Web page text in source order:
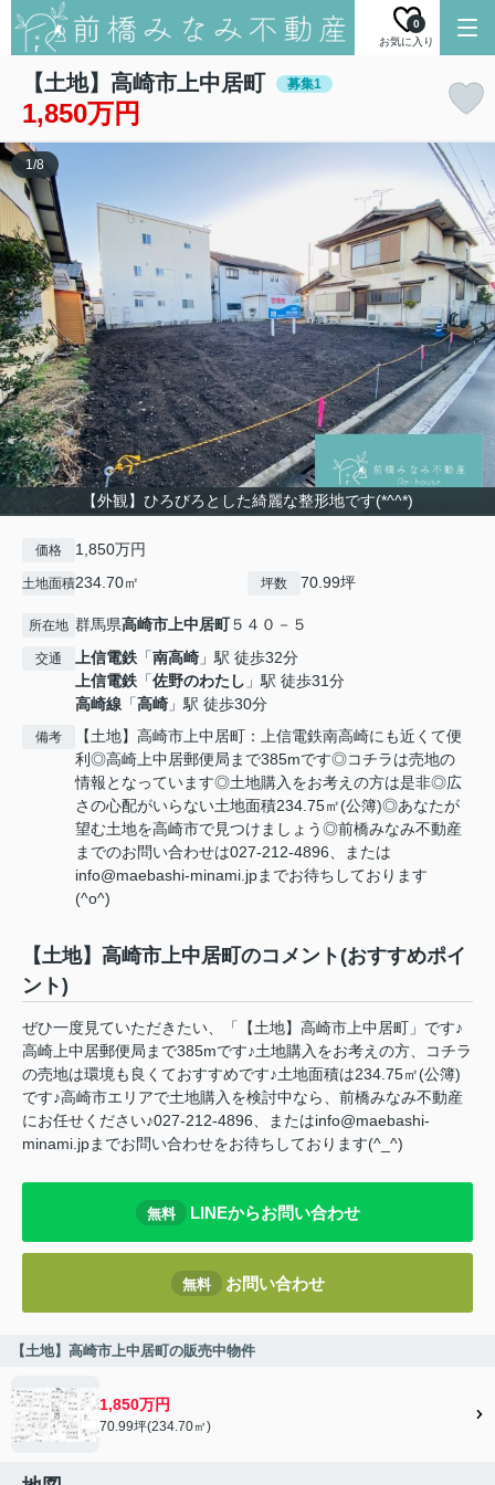
お気に入り
0
【土地】高崎市上中居町 募集1
1,850万円
【外観】ひろびろとした綺麗な整形地です(*^^*)
1/8
価格 1,850万円
土地面積234.70㎡ 坪数 70.99坪
所在地 群馬県高崎市上中居町５４０－５
交通 上信電鉄 「南高崎 」駅 徒歩32分
上信電鉄 「佐野のわたし 」駅 徒歩31分
高崎線 「高崎 」駅 徒歩30分
備考
【土地】高崎市上中居町：上信電鉄南高崎にも近くて便
利◎高崎上中居郵便局まで385mです◎コチラは売地の
情報となっています◎土地購入をお考えの方は是非◎広
さの心配がいらない土地面積234.75㎡(公簿)◎あなたが
望む土地を高崎市で見つけましょう◎前橋みなみ不動産
までのお問い合わせは027-212-4896、または
info@maebashi-minami.jpまでお待ちしております
(^o^)
【土地】高崎市上中居町のコメント(おすすめポイ
ント)
ぜひ一度見ていただきたい、「【土地】高崎市上中居町」です♪
高崎上中居郵便局まで385mです♪土地購入をお考えの方、コチラ
の売地は環境も良くておすすめです♪土地面積は234.75㎡(公簿)
です♪高崎市エリアで土地購入を検討中なら、前橋みなみ不動産
にお任せください♪027-212-4896、またはinfo@maebashi-
minami.jpまでお問い合わせをお待ちしております(^_^)
無料 LINEからお問い合わせ
無料 お問い合わせ
【土地】高崎市上中居町の販売中物件
1,850万円
70.99坪(234.70㎡)